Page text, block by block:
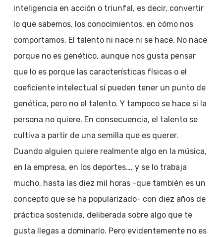
inteligencia en acción o triunfal, es decir, convertir
lo que sabemos, los conocimientos, en cómo nos
comportamos. El talento ni nace ni se hace. No nace
porque no es genético, aunque nos gusta pensar
que lo es porque las características físicas o el
coeficiente intelectual sí pueden tener un punto de
genética, pero no el talento. Y tampoco se hace si la
persona no quiere. En consecuencia, el talento se
cultiva a partir de una semilla que es querer.
Cuando alguien quiere realmente algo en la música,
en la empresa, en los deportes…, y se lo trabaja
mucho, hasta las diez mil horas -que también es un
concepto que se ha popularizado- con diez años de
práctica sostenida, deliberada sobre algo que te
gusta llegas a dominarlo. Pero evidentemente no es